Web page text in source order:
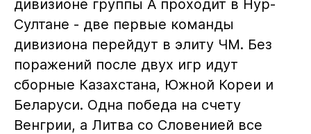
дивизионе группы А проходит в Нур-
Султане - две первые команды
дивизиона перейдут в элиту ЧМ. Без
поражений после двух игр идут
сборные Казахстана, Южной Кореи и
Беларуси. Одна победа на счету
Венгрии, а Литва со Словенией все